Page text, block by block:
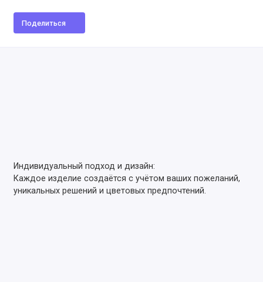
Поделиться
Индивидуальный подход и дизайн:
Каждое изделие создаётся с учётом ваших пожеланий,
уникальных решений и цветовых предпочтений.